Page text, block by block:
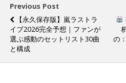
Previous Post
【永久保存版】嵐ラストラ
イブ2026完全予想｜ファンが
選ぶ感動のセットリスト30曲
と構成
の